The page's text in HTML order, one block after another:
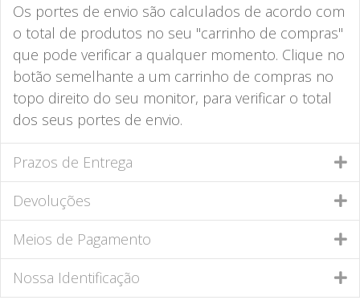
Os portes de envio são calculados de acordo com
o total de produtos no seu "carrinho de compras"
que pode verificar a qualquer momento. Clique no
botão semelhante a um carrinho de compras no
topo direito do seu monitor, para verificar o total
dos seus portes de envio.
Prazos de Entrega
Devoluções
Meios de Pagamento
Nossa Identificação